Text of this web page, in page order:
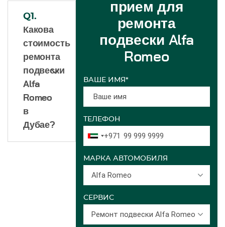
Q1.
Какова
стоимость
ремонта
подвески
Alfa
Romeo
в
Дубае?
прием для
ремонта
подвески Alfa
Romeo
ВАШЕ ИМЯ*
ТЕЛЕФОН
+971
МАРКА АВТОМОБИЛЯ
Alfa Romeo
СЕРВИС
Ремонт подвески Alfa Romeo